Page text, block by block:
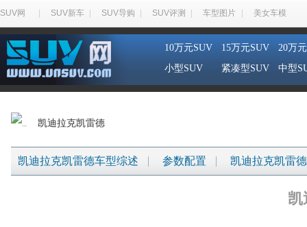
SUV网 SUV新车 SUV导购 SUV评测 车型图片 美女车模
10万元SUV 15万元SUV
20万
小型SUV
紧凑型SUV 中型
凯迪拉克凯雷德
凯迪拉克凯雷德车型综述 参数配置 凯迪拉克凯雷
凯